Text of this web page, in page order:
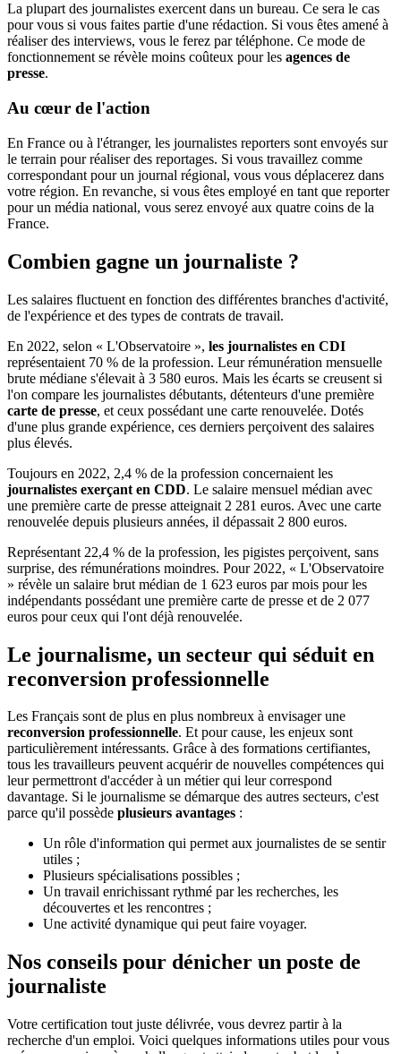
La plupart des journalistes exercent dans un bureau. Ce sera le cas
pour vous si vous faites partie d'une rédaction. Si vous êtes amené à
réaliser des interviews, vous le ferez par téléphone. Ce mode de
fonctionnement se révèle moins coûteux pour les agences de
presse.
Au cœur de l'action
En France ou à l'étranger, les journalistes reporters sont envoyés sur
le terrain pour réaliser des reportages. Si vous travaillez comme
correspondant pour un journal régional, vous vous déplacerez dans
votre région. En revanche, si vous êtes employé en tant que reporter
pour un média national, vous serez envoyé aux quatre coins de la
France.
Combien gagne un journaliste ?
Les salaires fluctuent en fonction des différentes branches d'activité,
de l'expérience et des types de contrats de travail.
En 2022, selon « L'Observatoire », les journalistes en CDI
représentaient 70 % de la profession. Leur rémunération mensuelle
brute médiane s'élevait à 3 580 euros. Mais les écarts se creusent si
l'on compare les journalistes débutants, détenteurs d'une première
carte de presse, et ceux possédant une carte renouvelée. Dotés
d'une plus grande expérience, ces derniers perçoivent des salaires
plus élevés.
Toujours en 2022, 2,4 % de la profession concernaient les
journalistes exerçant en CDD. Le salaire mensuel médian avec
une première carte de presse atteignait 2 281 euros. Avec une carte
renouvelée depuis plusieurs années, il dépassait 2 800 euros.
Représentant 22,4 % de la profession, les pigistes perçoivent, sans
surprise, des rémunérations moindres. Pour 2022, « L'Observatoire
» révèle un salaire brut médian de 1 623 euros par mois pour les
indépendants possédant une première carte de presse et de 2 077
euros pour ceux qui l'ont déjà renouvelée.
Le journalisme, un secteur qui séduit en
reconversion professionnelle
Les Français sont de plus en plus nombreux à envisager une
reconversion professionnelle. Et pour cause, les enjeux sont
particulièrement intéressants. Grâce à des formations certifiantes,
tous les travailleurs peuvent acquérir de nouvelles compétences qui
leur permettront d'accéder à un métier qui leur correspond
davantage. Si le journalisme se démarque des autres secteurs, c'est
parce qu'il possède plusieurs avantages :
Un rôle d'information qui permet aux journalistes de se sentir
utiles ;
Plusieurs spécialisations possibles ;
Un travail enrichissant rythmé par les recherches, les
découvertes et les rencontres ;
Une activité dynamique qui peut faire voyager.
Nos conseils pour dénicher un poste de
journaliste
Votre certification tout juste délivrée, vous devrez partir à la
recherche d'un emploi. Voici quelques informations utiles pour vous